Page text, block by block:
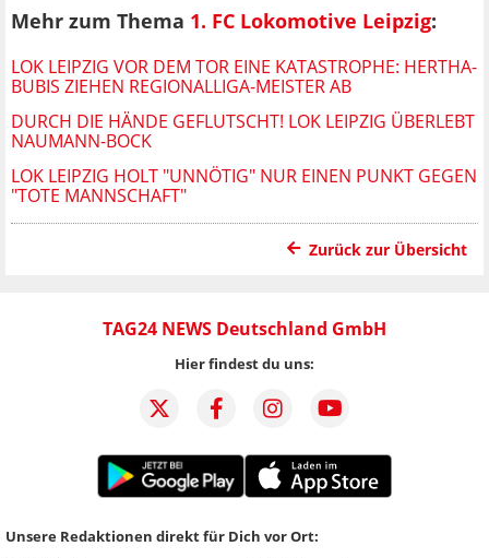
Mehr zum Thema 1. FC Lokomotive Leipzig:
LOK LEIPZIG VOR DEM TOR EINE KATASTROPHE: HERTHA-
BUBIS ZIEHEN REGIONALLIGA-MEISTER AB
DURCH DIE HÄNDE GEFLUTSCHT! LOK LEIPZIG ÜBERLEBT
NAUMANN-BOCK
LOK LEIPZIG HOLT "UNNÖTIG" NUR EINEN PUNKT GEGEN
"TOTE MANNSCHAFT"
Zurück zur Übersicht
TAG24 NEWS Deutschland GmbH
Hier findest du uns:
Unsere Redaktionen direkt für Dich vor Ort: